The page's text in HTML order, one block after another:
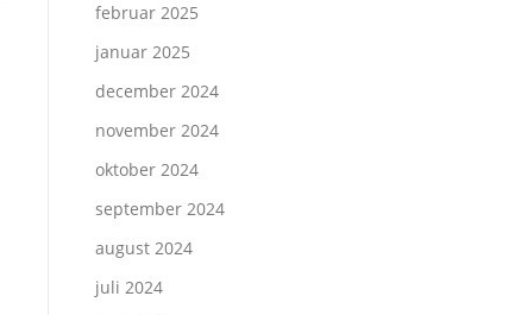
februar 2025
januar 2025
december 2024
november 2024
oktober 2024
september 2024
august 2024
juli 2024